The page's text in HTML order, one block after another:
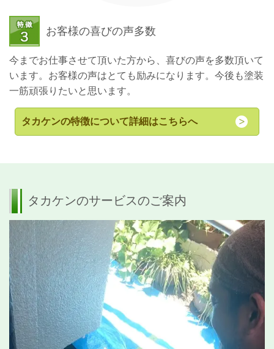
お客様の喜びの声多数
今までお仕事させて頂いた方から、喜びの声を多数頂いて
います。お客様の声はとても励みになります。今後も塗装
一筋頑張りたいと思います。
タカケンの特徴について詳細はこちらへ
タカケンのサービスのご案内